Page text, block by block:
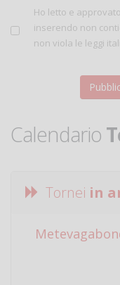
Ho letto e
inserendo non
non viola le leggi
Calendario
Tornei in